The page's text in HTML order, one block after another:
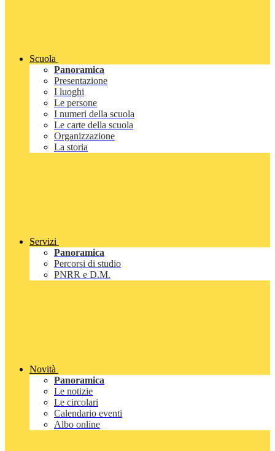
Scuola
Panoramica
Presentazione
I luoghi
Le persone
I numeri della scuola
Le carte della scuola
Organizzazione
La storia
Servizi
Panoramica
Percorsi di studio
PNRR e D.M.
Novità
Panoramica
Le notizie
Le circolari
Calendario eventi
Albo online